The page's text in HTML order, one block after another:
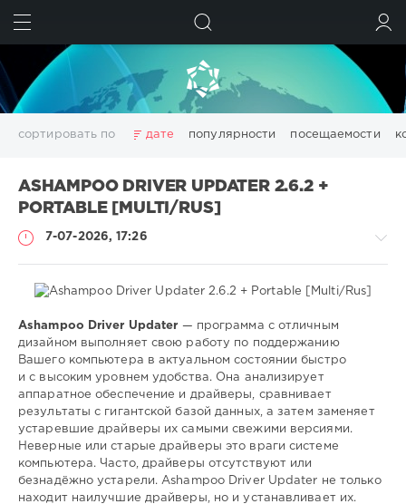
сортировать по дате популярности посещаемости
Downtempo Electro Electronic girls House
photoshop Pop
Trance Wallpapers
видео данных дизайн диска изображений
конвертер менеджер моделирование обработка
файлов фото фотографий цифровых эффекты
Показать все теги
ASHAMPOO DRIVER UPDATER 2.6.2 +
PORTABLE [MULTI/RUS]
7-07-2026, 17:26
Софт
SamDel
0
установка ,
обновление,
поиск,
драйверов,
Ashampoo Driver Updater — программа с отличным
дизайном выполняет свою работу по поддержанию
Вашего компьютера в актуальном состоянии быстро
и с высоким уровнем удобства. Она анализирует
аппаратное обеспечение и драйверы, сравнивает
результаты с гигантской базой данных, а затем заменяет
устаревшие драйверы их самыми свежими версиями.
Неверные или старые драйверы это враги системе
компьютера. Часто, драйверы отсутствуют или
безнадёжно устарели. Ashampoo Driver Updater не только
находит наилучшие драйверы, но и устанавливает их.